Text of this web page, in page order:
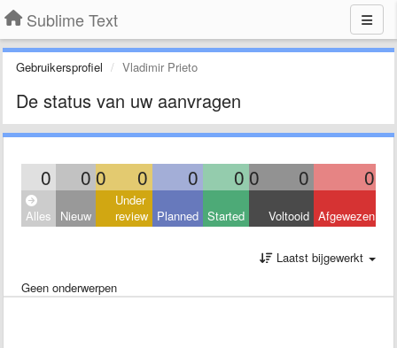
Sublime Text
Gebruikersprofiel Vladimir Prieto
De status van uw aanvragen
0 0 0 0 0 0 0 0 0
Alles Nieuw
Under
review Planned Started Voltooid Afgewezen
Laatst bijgewerkt
Geen onderwerpen